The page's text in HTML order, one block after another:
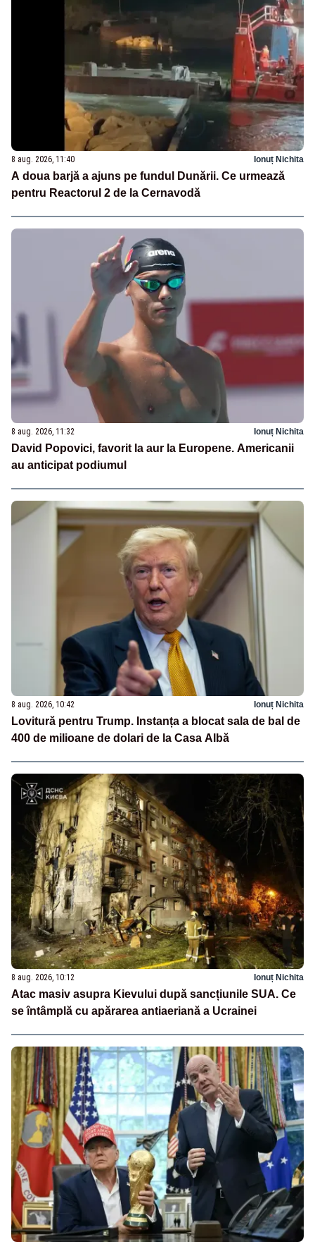
8 aug. 2026, 11:40 Ionuț Nichita
A doua barjă a ajuns pe fundul Dunării. Ce urmează
pentru Reactorul 2 de la Cernavodă
8 aug. 2026, 11:32 Ionuț Nichita
David Popovici, favorit la aur la Europene. Americanii
au anticipat podiumul
8 aug. 2026, 10:42 Ionuț Nichita
Lovitură pentru Trump. Instanța a blocat sala de bal de
400 de milioane de dolari de la Casa Albă
8 aug. 2026, 10:12 Ionuț Nichita
Atac masiv asupra Kievului după sancțiunile SUA. Ce
se întâmplă cu apărarea antiaeriană a Ucrainei